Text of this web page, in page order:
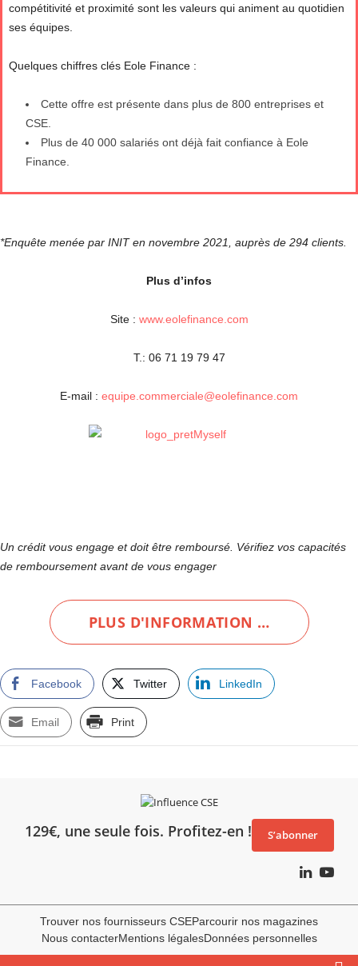
compétitivité et proximité sont les valeurs qui animent au quotidien
ses équipes.
Quelques chiffres clés Eole Finance :
Cette offre est présente dans plus de 800 entreprises et
CSE.
Plus de 40 000 salariés ont déjà fait confiance à Eole
Finance.
*Enquête menée par INIT en novembre 2021, auprès de 294 clients.
Plus d’infos
Site : www.eolefinance.com
T.: 06 71 19 79 47
E-mail : equipe.commerciale@eolefinance.com
Un crédit vous engage et doit être remboursé. Vérifiez vos capacités
de remboursement avant de vous engager
PLUS D'INFORMATION …
Facebook Twitter LinkedIn
Email Print
129€, une seule fois. Profitez-en ! S’abonner
Trouver nos fournisseurs CSEParcourir nos magazines
Nous contacterMentions légalesDonnées personnelles